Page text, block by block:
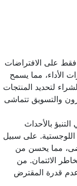
فقط على الافتراضات
الأداء، مما يسمح
لتحديد المنتجات
والتسويق تتماشى
بالأحداث
اللوجستية. على سبيل
مما يحسن من
الائتمان. من
عدم قدرة المقترض